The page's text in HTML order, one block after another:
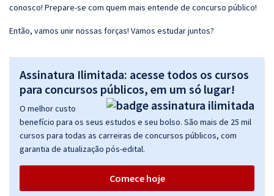
conosco! Prepare-se com quem mais entende de concurso público!
Então, vamos unir nossas forças! Vamos estudar juntos?
Assinatura Ilimitada: acesse todos os cursos
para concursos públicos, em um só lugar!
O melhor custo
benefício para os seus estudos e seu bolso. São mais de 25 mil
cursos para todas as carreiras de concursos públicos, com
garantia de atualização pós-edital.
Comece hoje